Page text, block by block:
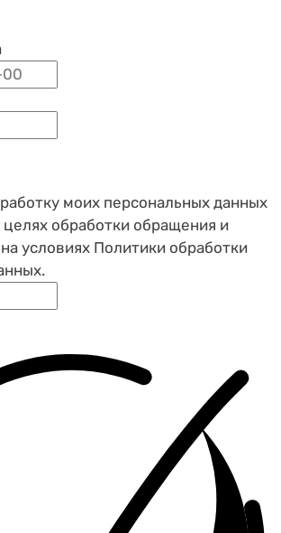
моих персональных данных
обработки обращения и
условиях Политики обработки